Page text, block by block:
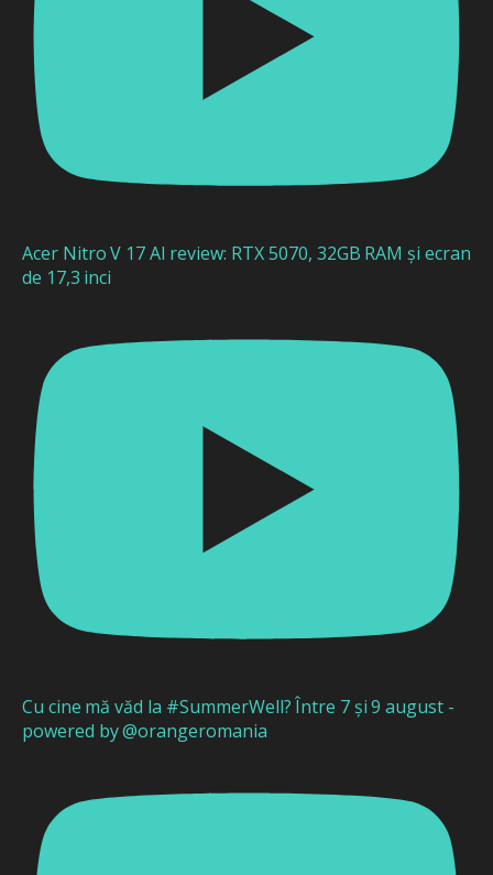
Acer Nitro V 17 AI review: RTX 5070, 32GB RAM și ecran
de 17,3 inci
Cu cine mă văd la #SummerWell? Între 7 și 9 august -
powered by @orangeromania